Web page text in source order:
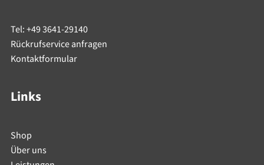
Tel: +49 3641-29140
Rückrufservice anfragen
Kontaktformular
Links
Shop
Über uns